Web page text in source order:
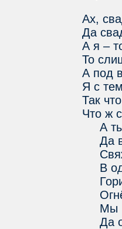
Ах,
Да
А я –
То
А под
Я с
Так
Что ж
А ты
Да
В
Гори
Мы
Да